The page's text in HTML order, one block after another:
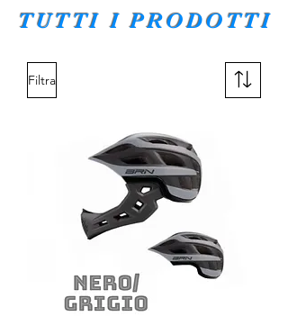
TUTTI I PRODOTTI
Filtra